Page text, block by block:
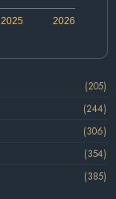
2026
2025
(205)
(244)
(306)
(354)
(385)